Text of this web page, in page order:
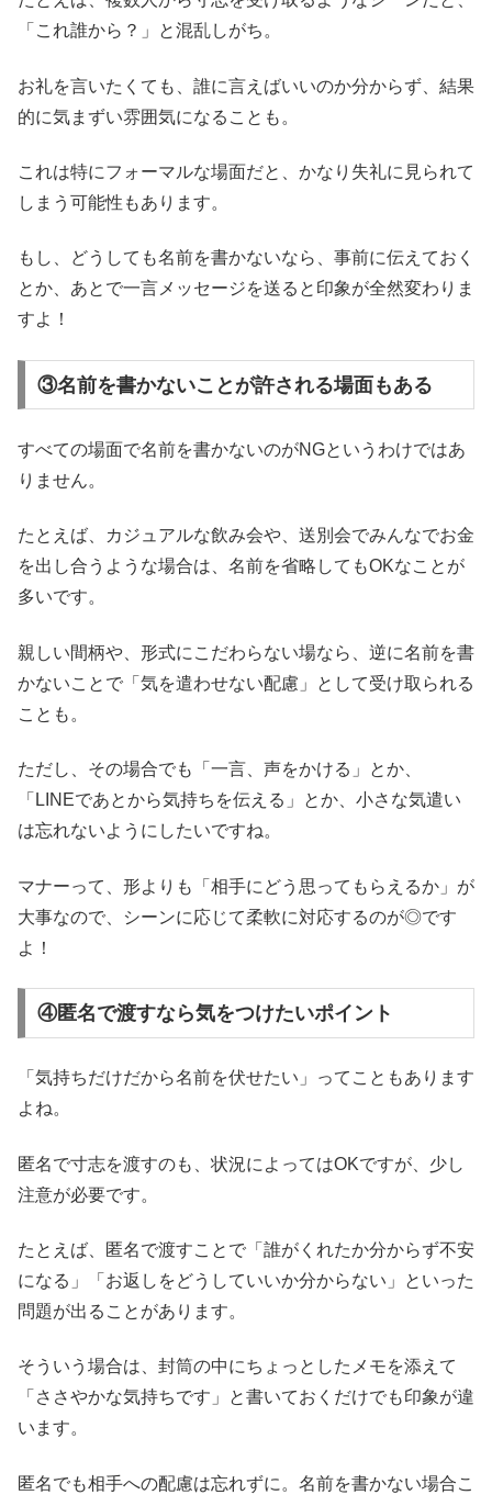
「これ誰から？」と混乱しがち。
お礼を言いたくても、誰に言えばいいのか分からず、結果
的に気まずい雰囲気になることも。
これは特にフォーマルな場面だと、かなり失礼に見られて
しまう可能性もあります。
もし、どうしても名前を書かないなら、事前に伝えておく
とか、あとで一言メッセージを送ると印象が全然変わりま
すよ！
③名前を書かないことが許される場面もある
すべての場面で名前を書かないのがNGというわけではあ
りません。
たとえば、カジュアルな飲み会や、送別会でみんなでお金
を出し合うような場合は、名前を省略してもOKなことが
多いです。
親しい間柄や、形式にこだわらない場なら、逆に名前を書
かないことで「気を遣わせない配慮」として受け取られる
ことも。
ただし、その場合でも「一言、声をかける」とか、
「LINEであとから気持ちを伝える」とか、小さな気遣い
は忘れないようにしたいですね。
マナーって、形よりも「相手にどう思ってもらえるか」が
大事なので、シーンに応じて柔軟に対応するのが◎です
よ！
④匿名で渡すなら気をつけたいポイント
「気持ちだけだから名前を伏せたい」ってこともあります
よね。
匿名で寸志を渡すのも、状況によってはOKですが、少し
注意が必要です。
たとえば、匿名で渡すことで「誰がくれたか分からず不安
になる」「お返しをどうしていいか分からない」といった
問題が出ることがあります。
そういう場合は、封筒の中にちょっとしたメモを添えて
「ささやかな気持ちです」と書いておくだけでも印象が違
います。
匿名でも相手への配慮は忘れずに。名前を書かない場合こ